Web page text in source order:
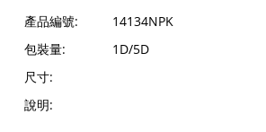
產品編號:
14134NPK
包裝量:
1D/5D
尺寸:
說明: